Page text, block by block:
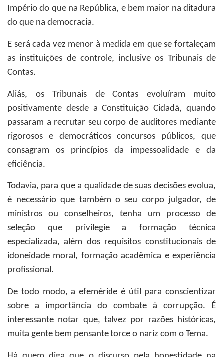
Império do que na República, e bem maior na ditadura
do que na democracia.
E será cada vez menor à medida em que se fortaleçam
as instituições de controle, inclusive os Tribunais de
Contas.
Aliás, os Tribunais de Contas evoluíram muito
positivamente desde a Constituição Cidadã, quando
passaram a recrutar seu corpo de auditores mediante
rigorosos e democráticos concursos públicos, que
consagram os princípios da impessoalidade e da
eficiência.
Todavia, para que a qualidade de suas decisões evolua,
é necessário que também o seu corpo julgador, de
ministros ou conselheiros, tenha um processo de
seleção que privilegie a formação técnica
especializada, além dos requisitos constitucionais de
idoneidade moral, formação acadêmica e experiência
profissional.
De todo modo, a efeméride é útil para conscientizar
sobre a importância do combate à corrupção. É
interessante notar que, talvez por razões históricas,
muita gente bem pensante torce o nariz com o Tema.